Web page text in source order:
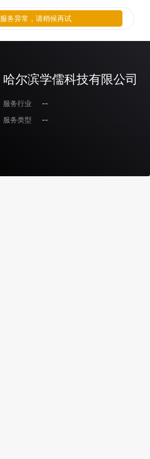
哈尔滨学儒科技有限公司
服务行业
--
服务类型
--
服务异常，请稍候再试